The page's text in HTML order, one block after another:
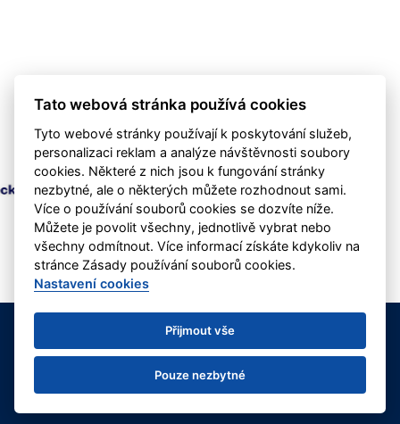
1. Fotbalový klub Nová Paka, z.s.
kontakt: info@fotbalnp.cz | +420 737 960 853
Deklarace o ochraně osobních údajů
Tato webová stránka používá cookies
Tyto webové stránky používají k poskytování služeb,
personalizaci reklam a analýze návštěvnosti soubory
cookies. Některé z nich jsou k fungování stránky
nezbytné, ale o některých můžete rozhodnout sami.
Více o používání souborů cookies se dozvíte níže.
Můžete je povolit všechny, jednotlivě vybrat nebo
všechny odmítnout. Více informací získáte kdykoliv na
stránce Zásady používání souborů cookies.
Nastavení cookies
Přijmout vše
Pouze nezbytné